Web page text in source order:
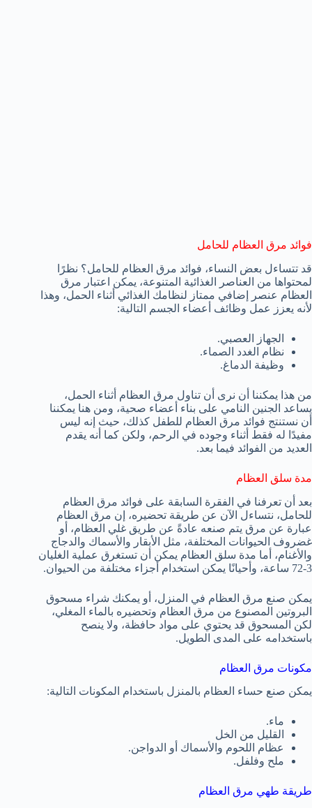
فوائد مرق العظام للحامل
قد تتساءل بعض النساء، فوائد مرق العظام للحامل؟ نظرًا
لمحتواها من العناصر الغذائية المتنوعة، يمكن اعتبار مرق
العظام عنصر إضافي ممتاز لنظامك الغذائي أثناء الحمل، وهذا
لأنه يعزز عمل وظائف أعضاء الجسم التالية:
الجهاز العصبي.
نظام الغدد الصماء.
وظيفة الدماغ.
من هذا يمكننا أن نرى أن تناول مرق العظام أثناء الحمل،
يساعد الجنين النامي على بناء أعضاء صحية، ومن هنا يمكننا
أن نستنتج فوائد مرق العظام للطفل كذلك، حيث إنه ليس
مفيدًا له فقط أثناء وجوده في الرحم، ولكن كما أنه يقدم
العديد من الفوائد فيما بعد.
مدة سلق العظام
بعد أن تعرفنا في الفقرة السابقة على فوائد مرق العظام
للحامل، نتساءل الآن عن طريقة تحضيره، إن مرق العظام
عبارة عن مرق يتم صنعه عادةً عن طريق غلي العظام، أو
غضروف الحيوانات المختلفة، مثل الأبقار والأسماك والدجاج
والأغنام، أما مدة سلق العظام يمكن أن تستغرق عملية الغليان
3-72 ساعة، وأحيانًا يمكن استخدام أجزاء مختلفة من الحيوان.
يمكن صنع مرق العظام في المنزل، أو يمكنك شراء مسحوق
البروتين المصنوع من مرق العظام وتحضيره بالماء المغلي،
لكن المسحوق قد يحتوي على مواد حافظة، ولا ينصح
باستخدامه على المدى الطويل.
مكونات مرق العظام
يمكن صنع حساء العظام بالمنزل باستخدام المكونات التالية:
ماء.
القليل من الخل
عظام اللحوم والأسماك أو الدواجن.
ملح وفلفل.
طريقة طهي مرق العظام